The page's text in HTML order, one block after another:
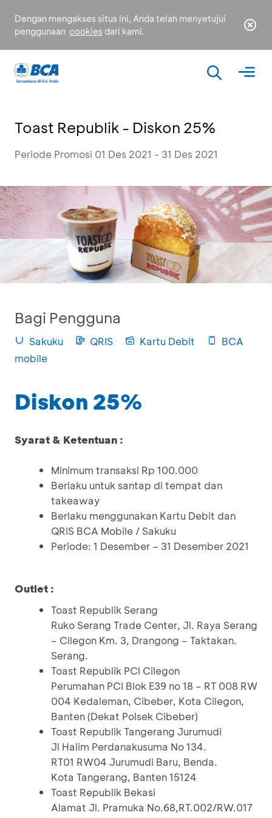
Dengan mengakses situs ini, Anda telah menyetujui
penggunaan cookies dari kami.
Toast Republik - Diskon 25%
Periode Promosi 01 Des 2021 - 31 Des 2021
Bagi Pengguna
Sakuku QRIS Kartu Debit
BCA
mobile
Diskon 25%
Syarat & Ketentuan :
Minimum transaksi Rp 100.000
Berlaku untuk santap di tempat dan
takeaway
Berlaku menggunakan Kartu Debit dan
QRIS BCA Mobile / Sakuku
Periode: 1 Desember – 31 Desember 2021
Outlet :
Toast Republik Serang
Ruko Serang Trade Center, Jl. Raya Serang
– Cilegon Km. 3, Drangong – Taktakan.
Serang.
Toast Republik PCI Cilegon
Perumahan PCI Blok E39 no 18 – RT 008 RW
004 Kedaleman, Cibeber, Kota Cilegon,
Banten (Dekat Polsek Cibeber)
Toast Republik Tangerang Jurumudi
Jl Halim Perdanakusuma No 134.
RT01 RW04 Jurumudi Baru, Benda.
Kota Tangerang, Banten 15124
Toast Republik Bekasi
Alamat Jl. Pramuka No.68,RT.002/RW.017